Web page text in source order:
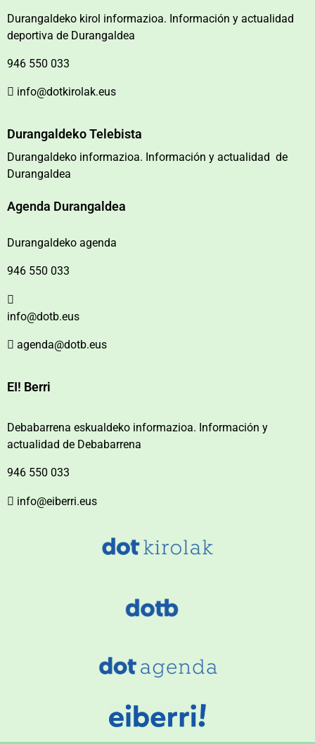
Durangaldeko kirol informazioa. Información y actualidad
deportiva de Durangaldea
946 550 033
info@dotkirolak.eus
Durangaldeko Telebista
Durangaldeko informazioa. Información y actualidad de
Durangaldea
Agenda Durangaldea
Durangaldeko agenda
946 550 033
info@dotb.eus
agenda@dotb.eus
EI! Berri
Debabarrena eskualdeko informazioa. Información y
actualidad de Debabarrena
946 550 033
info@eiberri.eus